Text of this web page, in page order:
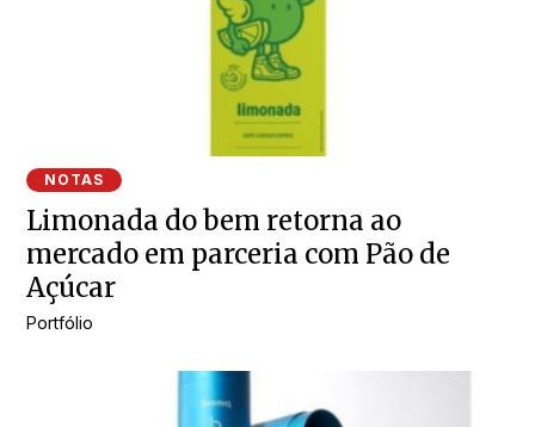
NOTAS
Limonada do bem retorna ao
mercado em parceria com Pão de
Açúcar
Portfólio